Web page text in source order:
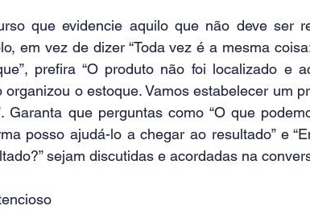
que evidencie aquilo que não deve ser
em vez de dizer “Toda vez é a mesma
prefira “O produto não foi localizado e
organizou o estoque. Vamos estabelecer um
Garanta que perguntas como “O que
posso ajudá-lo a chegar ao resultado” e
sejam discutidas e acordadas na